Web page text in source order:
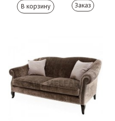
Заказ